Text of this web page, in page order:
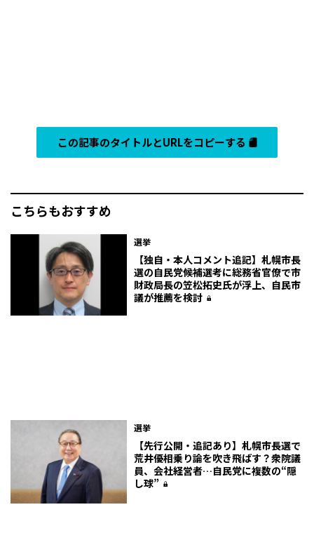
この記事のタイトルとURLをコピーする
こちらもおすすめ
選挙
【独自・本人コメント追記】札幌市長
選の自民党候補選考に総務省官僚で市
財政局長の笠松拓史氏が浮上、自民市
議が推薦を検討
選挙
【先行公開・追記あり】札幌市長選で
荒井優相乗り論を吹き飛ばす？衆院議
員、会社経営者…自民党に複数の“隠
し球”